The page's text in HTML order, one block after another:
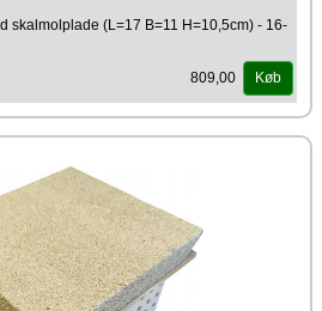
skalmolplade (L=17 B=11 H=10,5cm) - 16-
809,00 Køb